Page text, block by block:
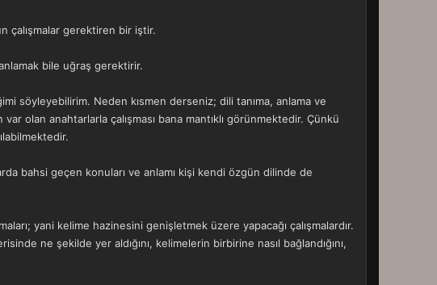
çalışmalar gerektiren bir iştir.
bile uğraş gerektirir.
söyleyebilirim. Neden kısmen derseniz; dili tanıma, anlama ve
olan anahtarlarla çalışması bana mantıklı görünmektedir. Çünkü
bahsi geçen konuları ve anlamı kişi kendi özgün dilinde de
yani kelime hazinesini genişletmek üzere yapacağı çalışmalardır.
ne şekilde yer aldığını, kelimelerin birbirine nasıl bağlandığını,